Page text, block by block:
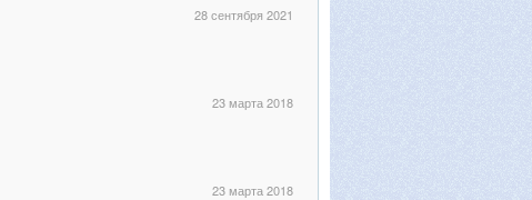
28 сентября 2021
23 марта 2018
23 марта 2018